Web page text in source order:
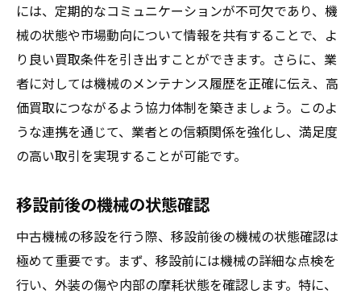
には、定期的なコミュニケーションが不可欠であり、機
械の状態や市場動向について情報を共有することで、よ
り良い買取条件を引き出すことができます。さらに、業
者に対しては機械のメンテナンス履歴を正確に伝え、高
価買取につながるよう協力体制を築きましょう。このよ
うな連携を通じて、業者との信頼関係を強化し、満足度
の高い取引を実現することが可能です。
移設前後の機械の状態確認
中古機械の移設を行う際、移設前後の機械の状態確認は
極めて重要です。まず、移設前には機械の詳細な点検を
行い、外装の傷や内部の摩耗状態を確認します。特に、